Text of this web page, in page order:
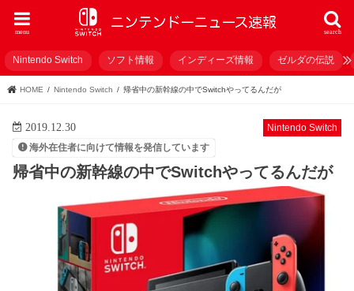
search
menu
Nintendo Switch ソフト情報 インディーズ情報 ゼルダの伝説
HOME Nintendo Switch 帰省中の新幹線の中でSwitchやってるんだが
Nintendo Switch
2019.12.30
海外在住者に向けて情報を発信しています
帰省中の新幹線の中でSwitchやってるんだが